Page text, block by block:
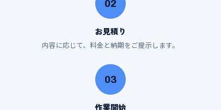
02
お見積り
内容に応じて、料金と納期をご提示します。
03
作業開始